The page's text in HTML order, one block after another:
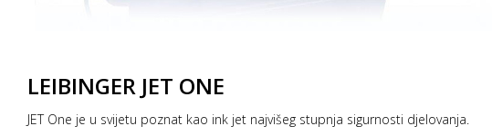
LEIBINGER JET ONE
JET One je u svijetu poznat kao ink jet najvišeg stupnja sigurnosti djelovanja.